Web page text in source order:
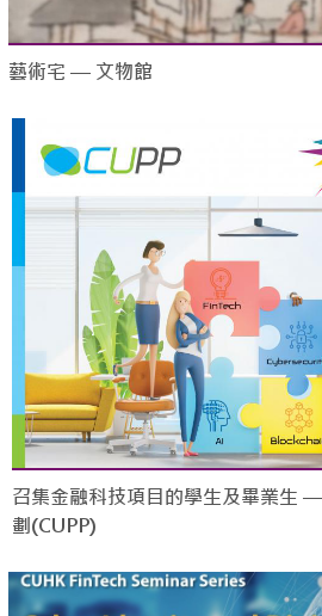
藝術宅 — 文物館
召集金融科技項目的學生及畢業生
劃(CUPP)